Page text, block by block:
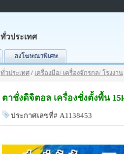
ทั่วประเทศ
ลงโฆษณาพิเศษ
ทั่วประเทศ / เครื่องมือ/ เครื่องจักรกล/ โรงงาน
ตาชั่งดิจิตอล เครื่องชั่งตั้งพื้น
ประกาศเลขที่# A1138453